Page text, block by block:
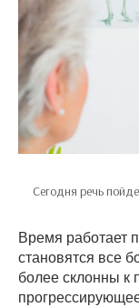
Сегодня речь
Время работает
становятся все
более склонны к